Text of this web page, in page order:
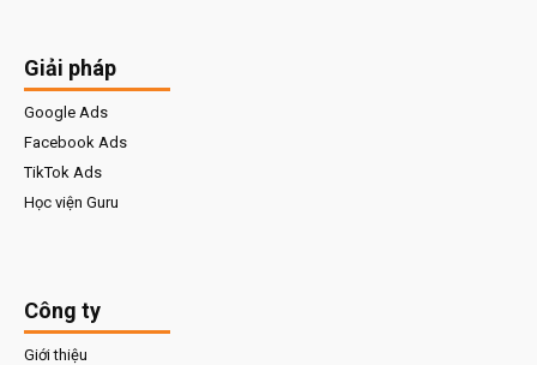
Giải pháp
Google Ads
Facebook Ads
TikTok Ads
Học viện Guru
Công ty
Giới thiệu